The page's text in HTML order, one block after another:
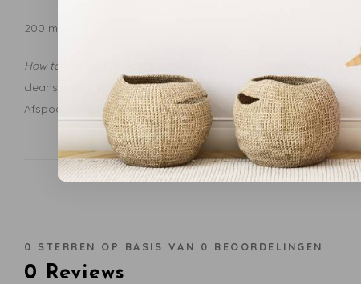
200 ml
How to use
: wist je dat je deze cleanser ook als een make-up
cleanser aan op een droge huid met een wattenschijfje. Pomp 1
Afspoelen met lauwwarm water. Onder de douche?
0 STERREN OP BASIS VAN 0 BEOORDELINGEN
0 Reviews